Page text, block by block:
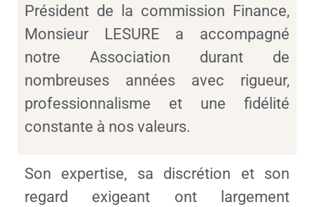
Président de la commission Finance,
Monsieur LESURE a accompagné
notre Association durant de
nombreuses années avec rigueur,
professionnalisme et une fidélité
constante à nos valeurs.
Son expertise, sa discrétion et son
regard exigeant ont largement